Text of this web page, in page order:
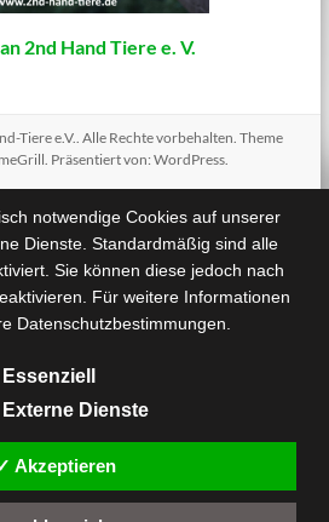
2nd Hand Tiere e. V.
Tiere e.V.. Alle Rechte vorbehalten. Theme
Präsentiert von: WordPress.
notwendige Cookies auf unserer
Dienste. Standardmäßig sind alle
Sie können diese jedoch nach
Für weitere Informationen
Datenschutzbestimmungen.
Essenziell
Externe Dienste
Akzeptieren